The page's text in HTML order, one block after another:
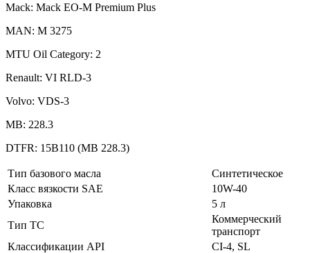
Mack: Mack EO-M Premium Plus
MAN: М 3275
MTU Oil Category: 2
Renault: VI RLD-3
Volvo: VDS-3
MB: 228.3
DTFR: 15B110 (МВ 228.3)
Тип базового масла
Синтетическое
Класс вязкости SAE
10W-40
Упаковка
5 л
Тип ТС
Коммерческий
транспорт
Классификации API
CI-4, SL